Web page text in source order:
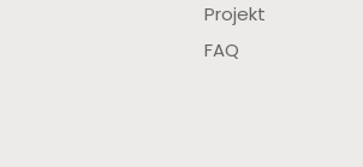
Projekt
FAQ